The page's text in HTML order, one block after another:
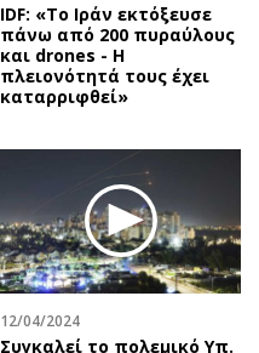
IDF: «Το Ιράν εκτόξευσε
πάνω από 200 πυραύλους
και drones - Η
πλειονότητά τους έχει
καταρριφθεί»
12/04/2024
Συγκαλεί το πολεμικό Υπ.